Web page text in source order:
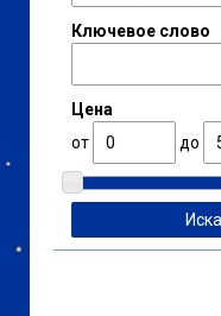
Ключевое слово
Цена
от
до